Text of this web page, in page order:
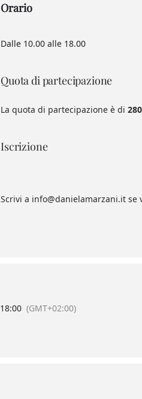
Orario
Dalle 10.00 alle 18.00
Quota di partecipazione
La quota di partecipazione è di
Iscrizione
Scrivi a info@danielamarzani.it
18:00 (GMT+02:00)